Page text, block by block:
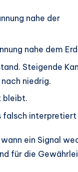
nahe der
nahe dem
Steigende
niedrig.
bleibt.
falsch interpretiert
ein Signal
für die